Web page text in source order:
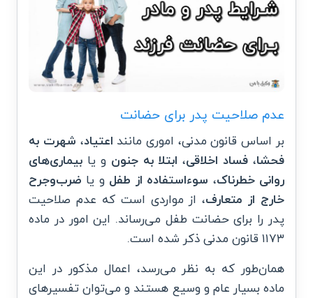
عدم صلاحیت پدر برای حضانت
بر اساس قانون مدنی، اموری مانند اعتیاد، شهرت به
فحشا، فساد اخلاقی، ابتلا به جنون و یا بیماری‌های
روانی خطرناک، سوءاستفاده از طفل و یا ضرب‌وجرح
خارج از متعارف، از مواردی است که عدم صلاحیت
پدر را برای حضانت طفل می‌رساند. این امور در ماده
۱۱۷۳ قانون مدنی ذکر شده است.
همان‌طور که به نظر می‌رسد، اعمال مذکور در این
ماده بسیار عام و وسیع هستند و می‌توان تفسیرهای